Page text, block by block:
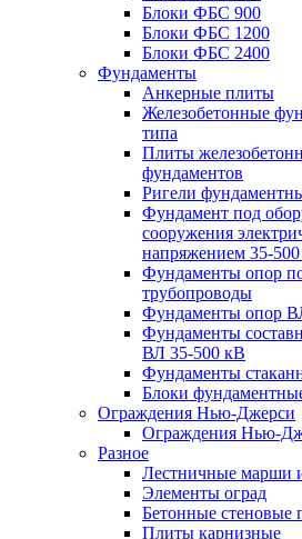
Блоки ФБС 900
Блоки ФБС 1200
Блоки ФБС 2400
Фундаменты
Анкерные плиты
Железобетонные
типа
Плиты
фундаментов
Ригели
Фундамент под
сооружения
напряжением 35-
Фундаменты опор
трубопроводы
Фундаменты опор
Фундаменты
ВЛ 35-500 кВ
Фундаменты
Блоки
Ограждения Нью-Джерси
Ограждения Нью-
Разное
Лестничные марши
Элементы оград
Бетонные стеновые
Плиты карнизные